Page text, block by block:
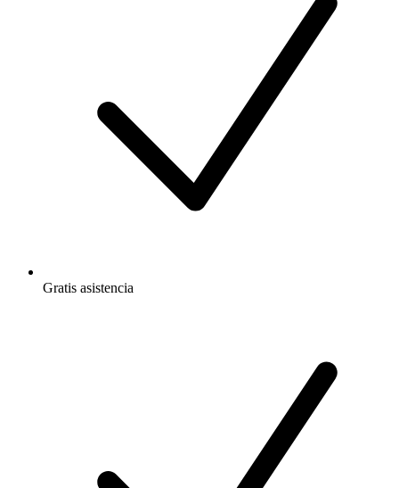
Gratis asistencia